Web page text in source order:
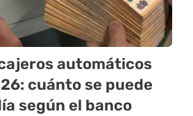
automáticos
cuánto se puede
según el banco